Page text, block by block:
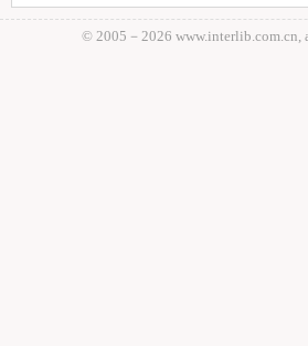
© 2005－ 2026 www.interlib.com.cn,